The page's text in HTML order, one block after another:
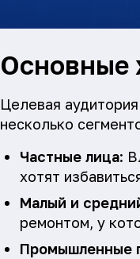
Основные
Целевая
несколько
Частные лица:
хотят
Малый и
ремонтом, у
Промышленные